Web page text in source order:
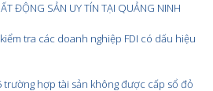
ĐỘNG SẢN UY TÍN TẠI QUẢNG NINH
tra các doanh nghiệp FDI có dấu hiệu
trường hợp tài sản không được cấp sổ đỏ